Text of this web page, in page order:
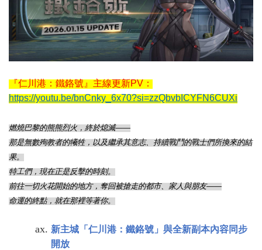
『仁川港：鐵鉻號』主線更新PV：
https://youtu.be/bnCnky_6x70?si=zzQbvbICYFN6CUXi
燃燒巴黎的熊熊烈火，終於熄滅——
那是無數殉教者的犧牲，以及繼承其意志、持續戰鬥的戰士們所換來的結
果。
特工們，現在正是反擊的時刻。
前往一切火花開始的地方，奪回被搶走的都市、家人與朋友——
命運的終點，就在那裡等著你。
新主城「仁川港：鐵鉻號」與全新副本內容同步
開放